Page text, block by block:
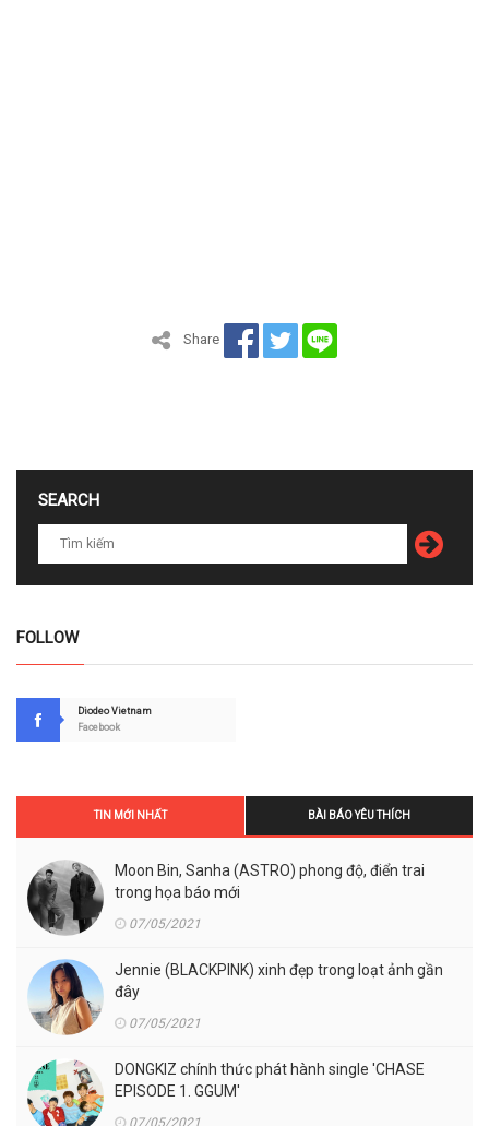
Share
SEARCH
FOLLOW
Diodeo Vietnam
Facebook
TIN MỚI NHẤT BÀI BÁO YÊU THÍCH
Moon Bin, Sanha (ASTRO) phong độ, điển trai
trong họa báo mới
07/05/2021
Jennie (BLACKPINK) xinh đẹp trong loạt ảnh gần
đây
07/05/2021
DONGKIZ chính thức phát hành single 'CHASE
EPISODE 1. GGUM'
07/05/2021